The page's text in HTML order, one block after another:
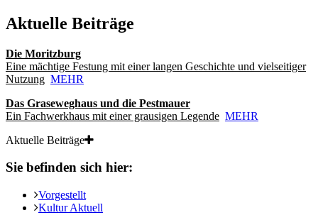
Aktuelle Beiträge
Die Moritzburg
Eine mächtige Festung mit einer langen Geschichte und vielseitiger
Nutzung MEHR
Das Graseweghaus und die Pestmauer
Ein Fachwerkhaus mit einer grausigen Legende MEHR
Aktuelle Beiträge
Sie befinden sich hier:
Vorgestellt
Kultur Aktuell